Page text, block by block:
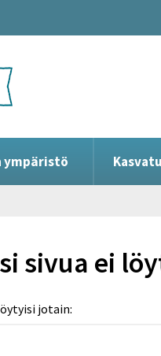
ympäristö
sivua ei
jotain: